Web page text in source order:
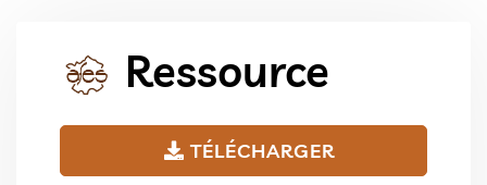
Ressource
TÉLÉCHARGER